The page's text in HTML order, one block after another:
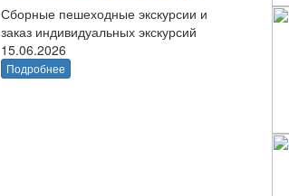
Сборные пешеходные экскурсии и
заказ индивидуальных экскурсий
15.06.2026
Подробнее